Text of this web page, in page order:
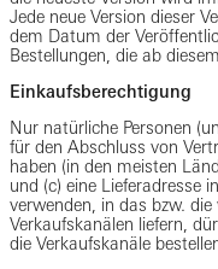
Jede neue Version dieser
dem Datum der
Bestellungen, die ab
Einkaufsberechtigung
Nur natürliche Personen
für den Abschluss von
haben (in den meisten
und (c) eine Lieferadresse
verwenden, in das bzw.
Verkaufskanälen liefern,
die Verkaufskanäle